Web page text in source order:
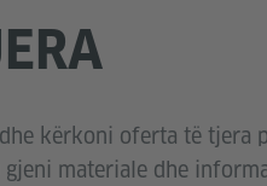
kërkoni oferta të tjera
gjeni materiale dhe